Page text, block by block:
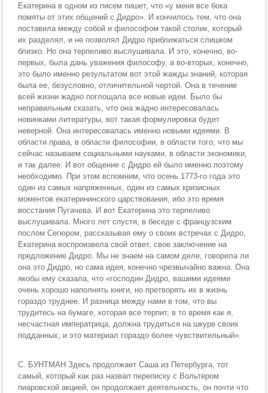
Екатерина в одном из писем пишет, что «у меня все бока
помяты от этих общений с Дидро». И кончилось тем, что она
поставила между собой и философом такой столик, который
их разделял, и не позволял Дидро приближаться слишком
близко. Но она терпеливо выслушивала. И это, конечно, во-
первых, была дань уважения философу, а во-вторых, конечно,
это было именно результатом вот этой жажды знаний, которая
была ее, безусловно, отличительной чертой. Она в течение
всей жизни жадно поглощала все новые идеи. Было бы
неправильным сказать, что она жадно интересовалась
новинками литературы, вот такая формулировка будет
неверной. Она интересовалась именно новыми идеями. В
области права, в области философии, в области того, что мы
сейчас называем социальными науками, в области экономики,
и так далее. И вот общение с Дидро ей было именно поэтому
необходимо. При этом вспомним, что осень 1773-го года это
один из самых напряженных, один из самых кризисных
моментов екатерининского царствования, ибо это время
восстания Пугачева. И вот Екатерина это терпеливо
выслушивала. Много лет спустя, в беседе с французским
послом Сегюром, рассказывая ему о своих встречах с Дидро,
Екатерина воспроизвела свой ответ, свое заключение на
предложение Дидро. Мы не знаем на самом деле, говорила ли
она это Дидро, но сама идея, конечно чрезвычайно важна. Она
якобы ему сказала, что «господин Дидро, вашими идеями
очень хорошо наполнять книги, но претворять их в жизнь
гораздо труднее. И разница между нами в том, что вы
трудитесь на бумаге, которая все терпит, в то время как я,
несчастная императрица, должна трудиться на шкуре своих
подданных, и это материал гораздо более чувствительный».
С. БУНТМАН Здесь продолжает Саша из Петербурга, тот
самый, который как раз назвал переписку с Вольтером
пиаровской акцией, он продолжает деятельность, он почти что